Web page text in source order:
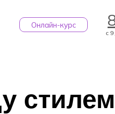
Онлайн-курс
с
стилем